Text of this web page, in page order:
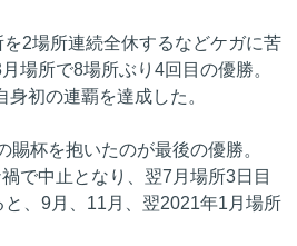
2場所連続全休するなどケガに苦
場所で8場所ぶり4回目の優勝。
初の連覇を達成した。
賜杯を抱いたのが最後の優勝。
で中止となり、翌7月場所3日目
、9月、11月、翌2021年1月場所